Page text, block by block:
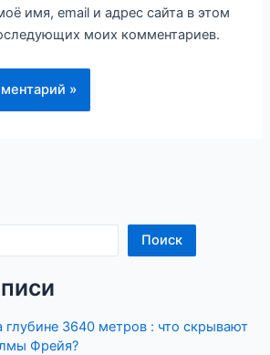
имя, email и адрес сайта в этом
моих комментариев.
Поиск
3640 метров : что скрывают
Фрейя?